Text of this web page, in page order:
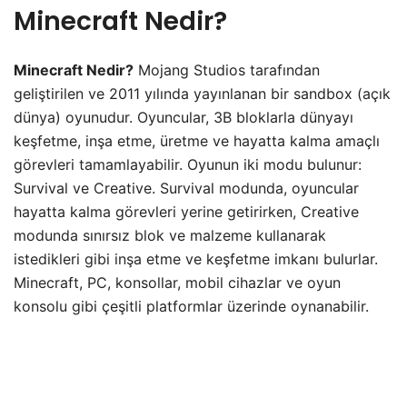
Minecraft Nedir?
Minecraft Nedir? Mojang Studios tarafından
geliştirilen ve 2011 yılında yayınlanan bir sandbox (açık
dünya) oyunudur. Oyuncular, 3B bloklarla dünyayı
keşfetme, inşa etme, üretme ve hayatta kalma amaçlı
görevleri tamamlayabilir. Oyunun iki modu bulunur:
Survival ve Creative. Survival modunda, oyuncular
hayatta kalma görevleri yerine getirirken, Creative
modunda sınırsız blok ve malzeme kullanarak
istedikleri gibi inşa etme ve keşfetme imkanı bulurlar.
Minecraft, PC, konsollar, mobil cihazlar ve oyun
konsolu gibi çeşitli platformlar üzerinde oynanabilir.